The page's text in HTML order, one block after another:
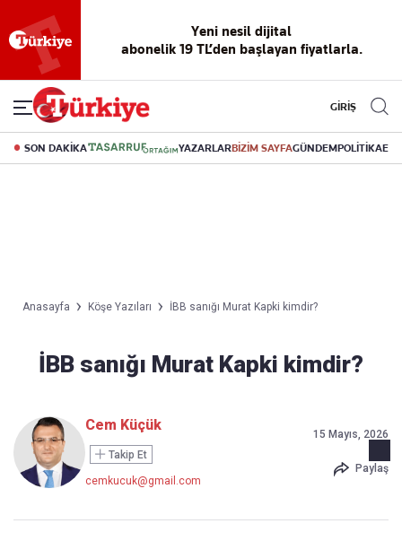
Yeni nesil dijital
abonelik 19 TL’den başlayan fiyatlarla.
GİRİŞ
SON DAKİKA YAZARLARBİZİM SAYFAGÜNDEMPOLİTİKA
Anasayfa Köşe Yazıları İBB sanığı Murat Kapki kimdir?
İBB sanığı Murat Kapki kimdir?
Cem Küçük
Takip Et
cemkucuk@gmail.com
15 Mayıs, 2026
Paylaş